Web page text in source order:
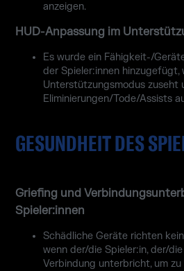
anzeigen.
HUD-Anpassung im
Es wurde ein Fähigkeit-/
der Spieler:innen hinzugefügt,
Unterstützungsmodus zuseht
Eliminierungen/Tode/Assists
GESUNDHEIT DES
Griefing und
Spieler:innen
Schädliche Geräte richten
wenn der/die Spieler:in, der/
Verbindung unterbricht, um zu